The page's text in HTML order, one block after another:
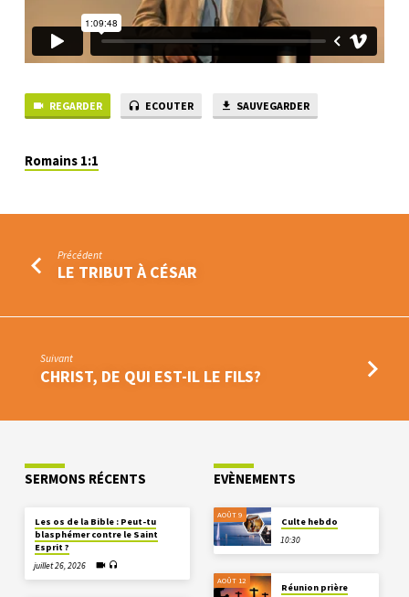
REGARDER ECOUTER SAUVEGARDER
Romains 1:1
Précédent
LE TRIBUT À CÉSAR
Suivant
CHRIST, DE QUI EST-IL LE FILS?
SERMONS RÉCENTS
Les os de la Bible : Peut-tu
blasphémer contre le Saint
Esprit ?
juillet 26, 2026
EVÈNEMENTS
AOÛT 9
Culte hebdo
10:30
AOÛT 12
Réunion prière